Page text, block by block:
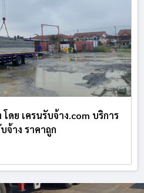
ดย เครนรับจ้าง.com บริการ
จ้าง ราคาถูก